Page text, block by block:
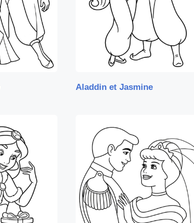
Aladdin et Jasmine